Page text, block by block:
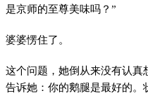
是京师的至尊美味吗？”
婆婆愣住了。
这个问题，她倒从来没有认真
告诉她：你的鹅腿是最好的。